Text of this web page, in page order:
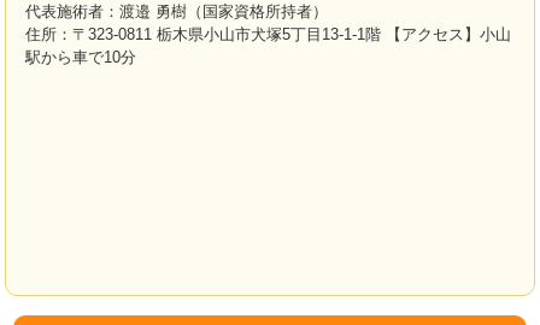
代表施術者：渡邉 勇樹（国家資格所持者）
住所：〒323-0811 栃木県小山市犬塚5丁目13-1-1階 【アクセス】小山
駅から車で10分